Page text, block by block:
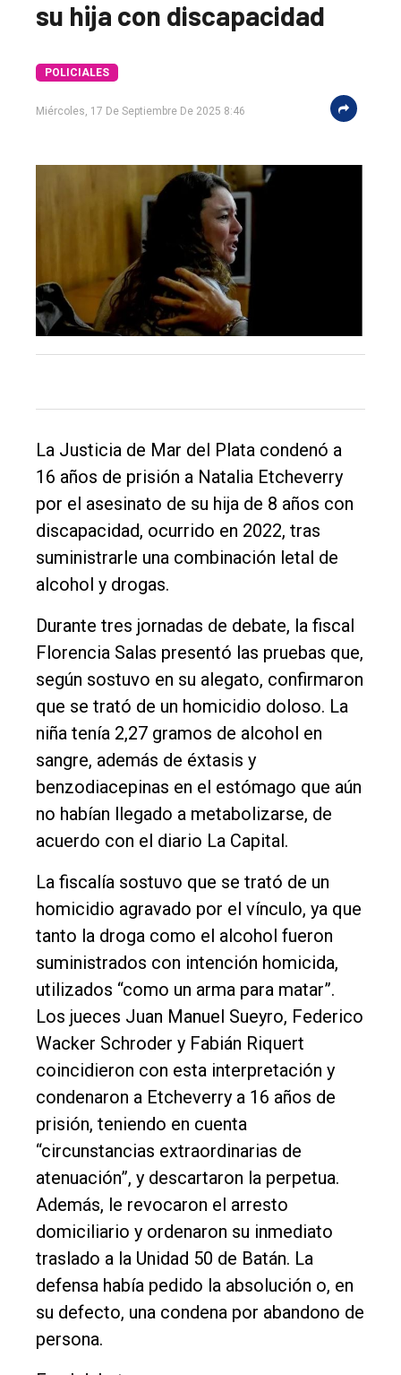
DIARIO
Balcarce
Tendencia
Int.
General
Política
Cultura
Entrevistas
Deportes
Fúnebres
Edición
Empresa
Nosotros
Contacto
su hija con discapacidad
POLICIALES
Miércoles, 17 De Septiembre De 2025 8:46
La Justicia de Mar del Plata condenó a
16 años de prisión a Natalia Etcheverry
por el asesinato de su hija de 8 años con
discapacidad, ocurrido en 2022, tras
suministrarle una combinación letal de
alcohol y drogas.
Durante tres jornadas de debate, la fiscal
Florencia Salas presentó las pruebas que,
según sostuvo en su alegato, confirmaron
que se trató de un homicidio doloso. La
niña tenía 2,27 gramos de alcohol en
sangre, además de éxtasis y
benzodiacepinas en el estómago que aún
no habían llegado a metabolizarse, de
acuerdo con el diario La Capital.
La fiscalía sostuvo que se trató de un
homicidio agravado por el vínculo, ya que
tanto la droga como el alcohol fueron
suministrados con intención homicida,
utilizados “como un arma para matar”.
Los jueces Juan Manuel Sueyro, Federico
Wacker Schroder y Fabián Riquert
coincidieron con esta interpretación y
condenaron a Etcheverry a 16 años de
prisión, teniendo en cuenta
“circunstancias extraordinarias de
atenuación”, y descartaron la perpetua.
Además, le revocaron el arresto
domiciliario y ordenaron su inmediato
traslado a la Unidad 50 de Batán. La
defensa había pedido la absolución o, en
su defecto, una condena por abandono de
persona.